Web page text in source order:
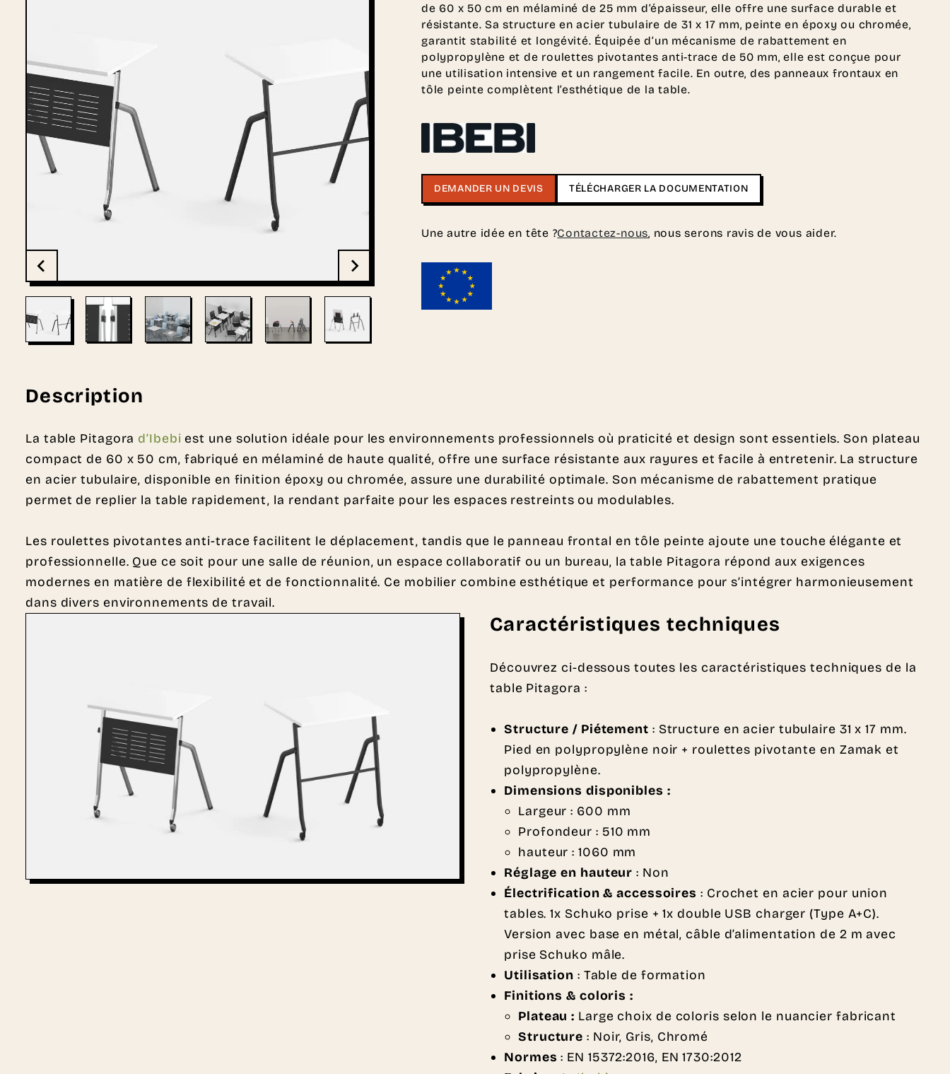
de 60 x 50 cm en mélaminé de 25 mm d’épaisseur, elle offre une surface durable et
résistante. Sa structure en acier tubulaire de 31 x 17 mm, peinte en époxy ou chromée,
garantit stabilité et longévité. Équipée d’un mécanisme de rabattement en
polypropylène et de roulettes pivotantes anti-trace de 50 mm, elle est conçue pour
une utilisation intensive et un rangement facile. En outre, des panneaux frontaux en
tôle peinte complètent l’esthétique de la table.
DEMANDER UN DEVIS TÉLÉCHARGER LA DOCUMENTATION
Une autre idée en tête ?Contactez-nous, nous serons ravis de vous aider.
Description
La table Pitagora d’Ibebi est une solution idéale pour les environnements professionnels où praticité et design sont essentiels. Son plateau
compact de 60 x 50 cm, fabriqué en mélaminé de haute qualité, offre une surface résistante aux rayures et facile à entretenir. La structure
en acier tubulaire, disponible en finition époxy ou chromée, assure une durabilité optimale. Son mécanisme de rabattement pratique
permet de replier la table rapidement, la rendant parfaite pour les espaces restreints ou modulables.
Les roulettes pivotantes anti-trace facilitent le déplacement, tandis que le panneau frontal en tôle peinte ajoute une touche élégante et
professionnelle. Que ce soit pour une salle de réunion, un espace collaboratif ou un bureau, la table Pitagora répond aux exigences
modernes en matière de flexibilité et de fonctionnalité. Ce mobilier combine esthétique et performance pour s’intégrer harmonieusement
dans divers environnements de travail.
Caractéristiques techniques
Découvrez ci-dessous toutes les caractéristiques techniques de la
table Pitagora :
Structure / Piétement : Structure en acier tubulaire 31 x 17 mm.
Pied en polypropylène noir + roulettes pivotante en Zamak et
polypropylène.
Dimensions disponibles :
Largeur : 600 mm
Profondeur : 510 mm
hauteur : 1060 mm
Réglage en hauteur : Non
Électrification & accessoires : Crochet en acier pour union
tables. 1x Schuko prise + 1x double USB charger (Type A+C).
Version avec base en métal, câble d’alimentation de 2 m avec
prise Schuko mâle.
Utilisation : Table de formation
Finitions & coloris :
Plateau : Large choix de coloris selon le nuancier fabricant
Structure : Noir, Gris, Chromé
Normes : EN 15372:2016, EN 1730:2012